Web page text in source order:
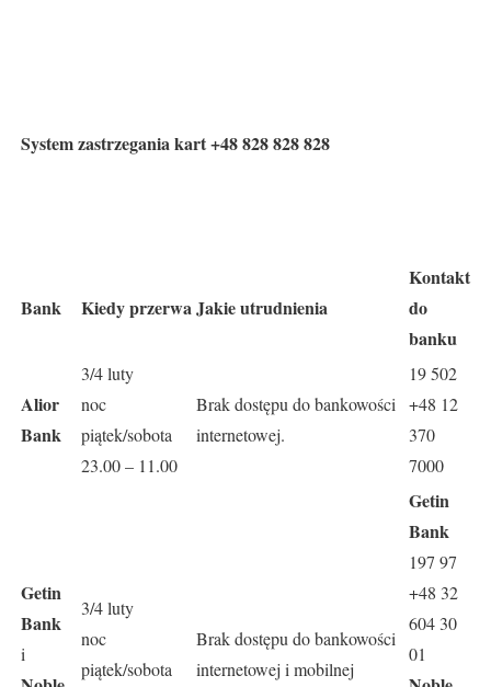
System zastrzegania kart +48 828 828 828
Bank Kiedy przerwaJakie utrudnienia
Kontakt
do
banku
Alior
Bank
3/4 luty
noc
piątek/sobota
23.00 – 11.00
Brak dostępu do bankowości
internetowej.
19 502
+48 12
370
7000
Getin
Bank
i
3/4 luty
noc
piątek/sobota
Brak dostępu do bankowości
internetowej i mobilnej
Getin
Bank
197 97
+48 32
604 30
01